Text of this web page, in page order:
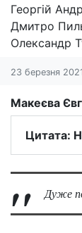
Георгій
Дмитро
Олександр
23 березня
Макеєва
Цитата:
Дуже